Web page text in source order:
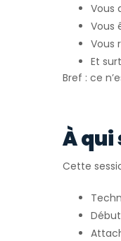
Vous
Vous
Vous
Et
Bref : ce
À qui
Cette